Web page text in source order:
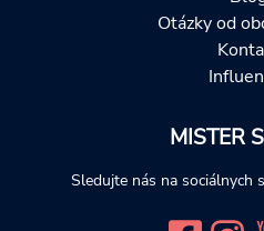
Otázky od
MISTER
Sledujte nás na sociálnych